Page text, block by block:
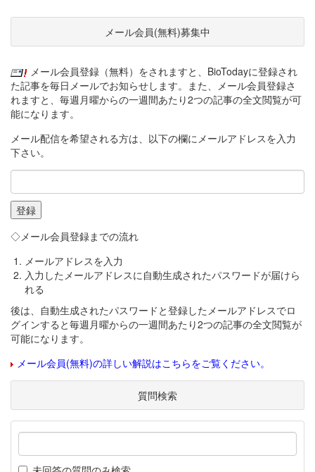
メール会員(無料)募集中
メール会員登録（無料）をされますと、BioTodayに登録され
た記事を毎日メールでお知らせします。また、メール会員登録さ
れますと、毎週月曜からの一週間あたり2つの記事の全文閲覧が可
能になります。
メール配信を希望される方は、以下の欄にメールアドレスを入力
下さい。
◇メール会員登録までの流れ
メールアドレスを入力
入力したメールアドレスに自動生成されたパスワードが届けら
れる
後は、自動生成されたパスワードと登録したメールアドレスでロ
グインすると毎週月曜からの一週間あたり2つの記事の全文閲覧が
可能になります。
メール会員(無料)の詳しい解説はこちらをご覧ください。
質問検索